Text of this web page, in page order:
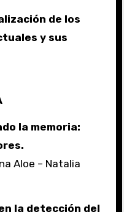
de los
y sus
la memoria:
Aloe – Natalia
la detección del